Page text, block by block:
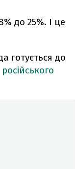
до 25%. І це
готується до
російського